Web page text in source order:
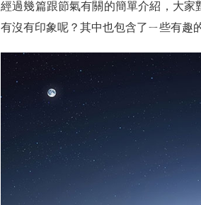
經過幾篇跟節氣有關的簡單介紹，大
有沒有印象呢？其中也包含了ㄧ些有趣